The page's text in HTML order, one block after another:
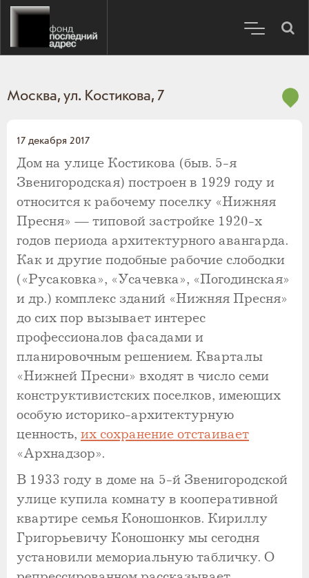
Москва, ул. Костикова, 7
17 декабря 2017
Дом на улице Костикова (быв. 5-я
Звенигородская) построен в 1929 году и
относится к рабочему поселку «Нижняя
Пресня» — типовой застройке 1920-х
годов периода архитектурного авангарда.
Как и другие подобные рабочие слободки
(«Русаковка», «Усачевка», «Погодинская»
и др.) комплекс зданий «Нижняя Пресня»
до сих пор вызывает интерес
профессионалов фасадами и
планировочным решением. Кварталы
«Нижней Пресни» входят в число семи
конструктивистcких поселков, имеющих
особую историко-архитектурную
ценность, их сохранение отстаивает
«Архнадзор».
В 1933 году в доме на 5-й Звенигородской
улице купила комнату в кооперативной
квартире семья Коношонков. Кириллу
Григорьевичу Коношонку мы сегодня
установили мемориальную табличку. О